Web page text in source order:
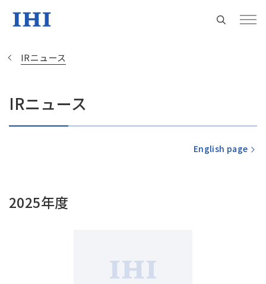
Location
地域統括拠点ウェブサイト
IRニュース
IRニュース
English page
2025年度